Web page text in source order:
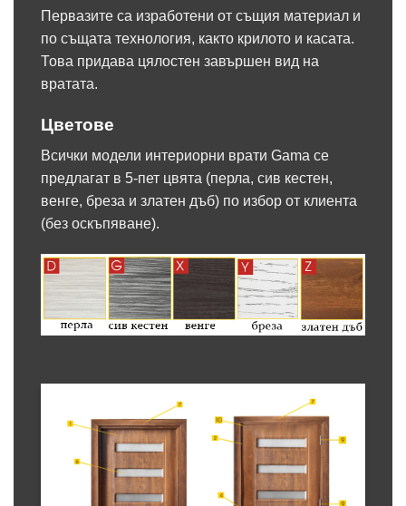
Первазите са изработени от същия материал и
по същата технология, както крилото и касата.
Това придава цялостен завършен вид на
вратата.
Цветове
Всички модели интериорни врати Gama се
предлагат в 5-пет цвята (перла, сив кестен,
венге, бреза и златен дъб) по избор от клиента
(без оскъпяване).